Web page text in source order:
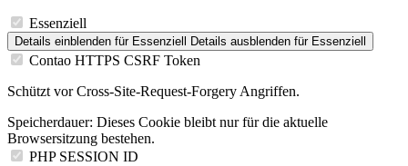
Essenziell
Details einblenden für Essenziell Details ausblenden für Essenziell
Contao HTTPS CSRF Token
Schützt vor Cross-Site-Request-Forgery Angriffen.
Speicherdauer: Dieses Cookie bleibt nur für die aktuelle
Browsersitzung bestehen.
PHP SESSION ID